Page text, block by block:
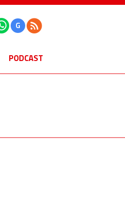
G
PODCAST